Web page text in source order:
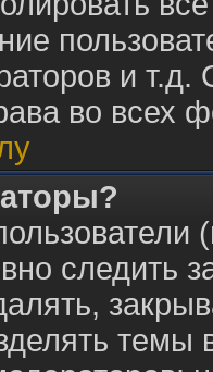
и
во всех
следить
темы